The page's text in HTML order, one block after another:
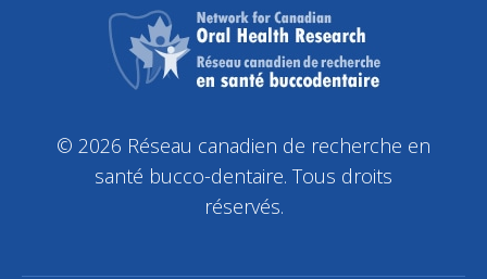
© 2026 Réseau canadien de recherche en
santé bucco-dentaire. Tous droits
réservés.